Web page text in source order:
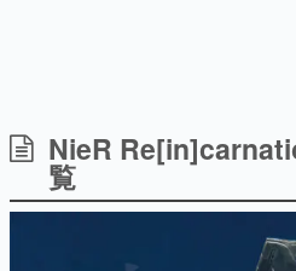
ゲーム開発者・hamatsu
具体的な形から解き明
ゲームが変えた日
「経験値」「裏技」「
の起源や用法の変遷を
NieR
覧